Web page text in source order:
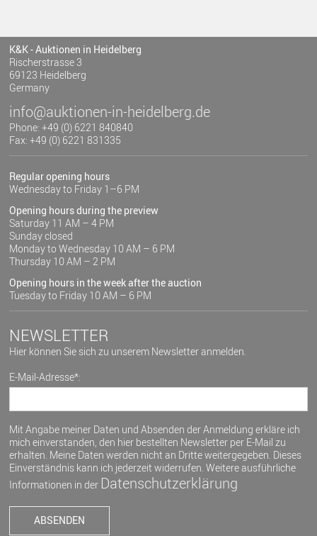
K&K - Auktionen in Heidelberg
Rischerstrasse 3
69123 Heidelberg
Germany
info@auktionen-in-heidelberg.de
Phone: +49 (0) 6221 840840
Fax: +49 (0) 6221 831335
Regular opening hours
Wednesday to Friday 1–6 PM
Opening hours during the preview
Saturday 11 AM – 4 PM
Sunday closed
Monday to Wednesday 10 AM – 6 PM
Thursday 10 AM – 2 PM
Opening hours in the week after the auction
Tuesday to Friday 10 AM – 6 PM
NEWSLETTER
Hier können Sie sich zu unserem Newsletter anmelden.
E-Mail-Adresse*:
Mit Angabe meiner Daten und Absenden der Anmeldung erkläre ich
mich einverstanden, den hier bestellten Newsletter per E-Mail zu
erhalten. Meine Daten werden nicht an Dritte weitergegeben. Dieses
Einverständnis kann ich jederzeit widerrufen. Weitere ausführliche
Informationen in der Datenschutzerklärung